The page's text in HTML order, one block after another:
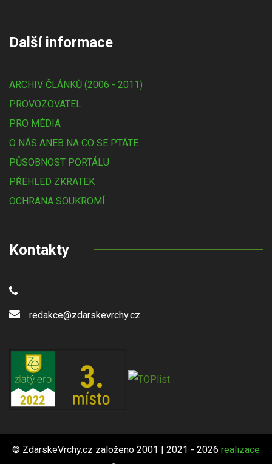
Další informace
ARCHIV ČLÁNKŮ (2006 - 2011)
PROVOZOVATEL
PRO MÉDIA
O NÁS ANEB NA CO SE PTÁTE
PŮSOBNOST PORTÁLU
PŘEHLED ZKRATEK
OCHRANA SOUKROMÍ
Kontakty
redakce@zdarskevrchy.cz
© ZdarskeVrchy.cz založeno 2001 | 2021 - 2026 realizace